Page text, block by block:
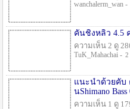
wanchalerm_wan -
คันชิงหลิว 4.5
ความเห็น 2 ดู
TuK_Mahachai - 2
แนะนำด้วยคับ
นShimano
ความเห็น 1 ดู